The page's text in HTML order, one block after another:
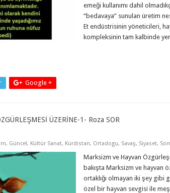
emeği kullanımı dahil
“bedavaya” sunulan üretim
Et endüstrisinin yöneticileri,
kompleksinin tam kalbinde
Google +
ÜZERİNE-1- Roza SOR
, Güncel, Kültür Sanat, Kürdistan, Ortadogu, Savaş, Siyaset,
Marksizm ve Hayvan
bakışta Marksizm ve hayvan
ortaklığı olmayan iki şey gibi
özel bir hayvan sevgisi ile